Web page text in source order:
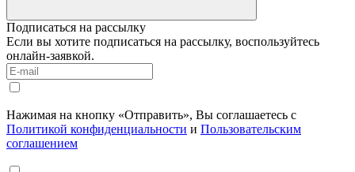
Подписаться на рассылку
Если вы хотите подписаться на рассылку, воспользуйтесь
онлайн-заявкой.
Нажимая на кнопку «Отправить», Вы соглашаетесь с
Политикой конфиденциальности и Пользовательским
соглашением